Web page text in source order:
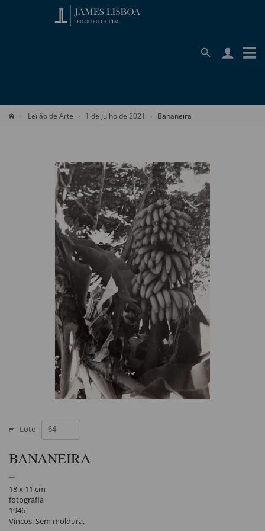
Leilão de Arte 1 de Julho de 2021 Bananeira
Lote
BANANEIRA
18 x 11 cm
fotografia
1946
Vincos. Sem moldura.